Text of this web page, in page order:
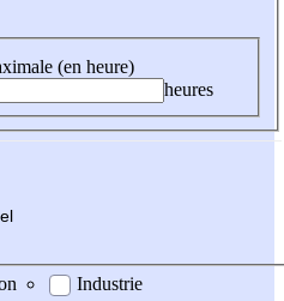
(en heure)
heures
Industrie